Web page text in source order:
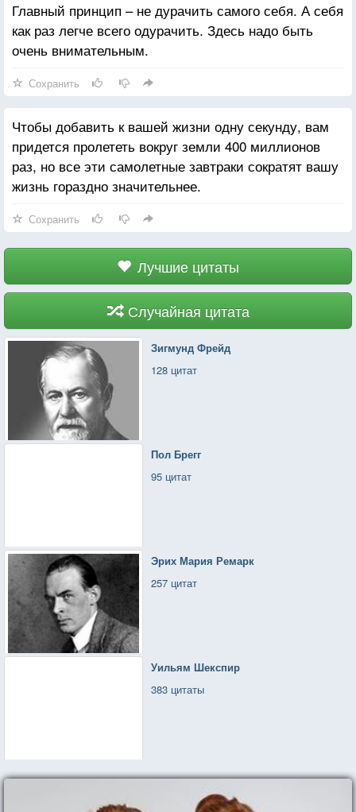
Главный принцип – не дурачить самого себя. А себя
как раз легче всего одурачить. Здесь надо быть
очень внимательным.
Сохранить
Чтобы добавить к вашей жизни одну секунду, вам
придется пролететь вокруг земли 400 миллионов
раз, но все эти самолетные завтраки сократят вашу
жизнь гораздно значительнее.
Сохранить
Лучшие цитаты
Случайная цитата
Зигмунд Фрейд
128 цитат
Пол Брегг
95 цитат
Эрих Мария Ремарк
257 цитат
Уильям Шекспир
383 цитаты